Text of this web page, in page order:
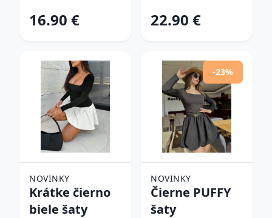
16.90 € 22.90 €
NOVINKY
Krátke čierno
biele šaty
-23%
NOVINKY
Čierne PUFFY
šaty